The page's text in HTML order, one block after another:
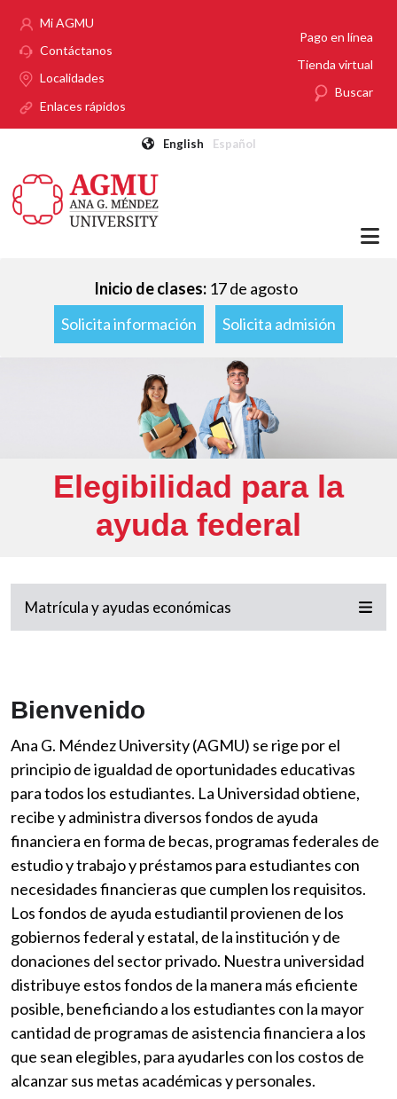
Mi AGMU
Contáctanos
Localidades
Enlaces rápidos
Pago en línea
Tienda virtual
Buscar
English Español
Inicio de clases: 17 de agosto
Solicita información
Solicita admisión
Elegibilidad para la
ayuda federal
Matrícula y ayudas económicas
Bienvenido
Ana G. Méndez University (AGMU) se rige por el
principio de igualdad de oportunidades educativas
para todos los estudiantes. La Universidad obtiene,
recibe y administra diversos fondos de ayuda
financiera en forma de becas, programas federales de
estudio y trabajo y préstamos para estudiantes con
necesidades financieras que cumplen los requisitos.
Los fondos de ayuda estudiantil provienen de los
gobiernos federal y estatal, de la institución y de
donaciones del sector privado. Nuestra universidad
distribuye estos fondos de la manera más eficiente
posible, beneficiando a los estudiantes con la mayor
cantidad de programas de asistencia financiera a los
que sean elegibles, para ayudarles con los costos de
alcanzar sus metas académicas y personales.